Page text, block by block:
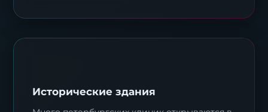
Исторические здания